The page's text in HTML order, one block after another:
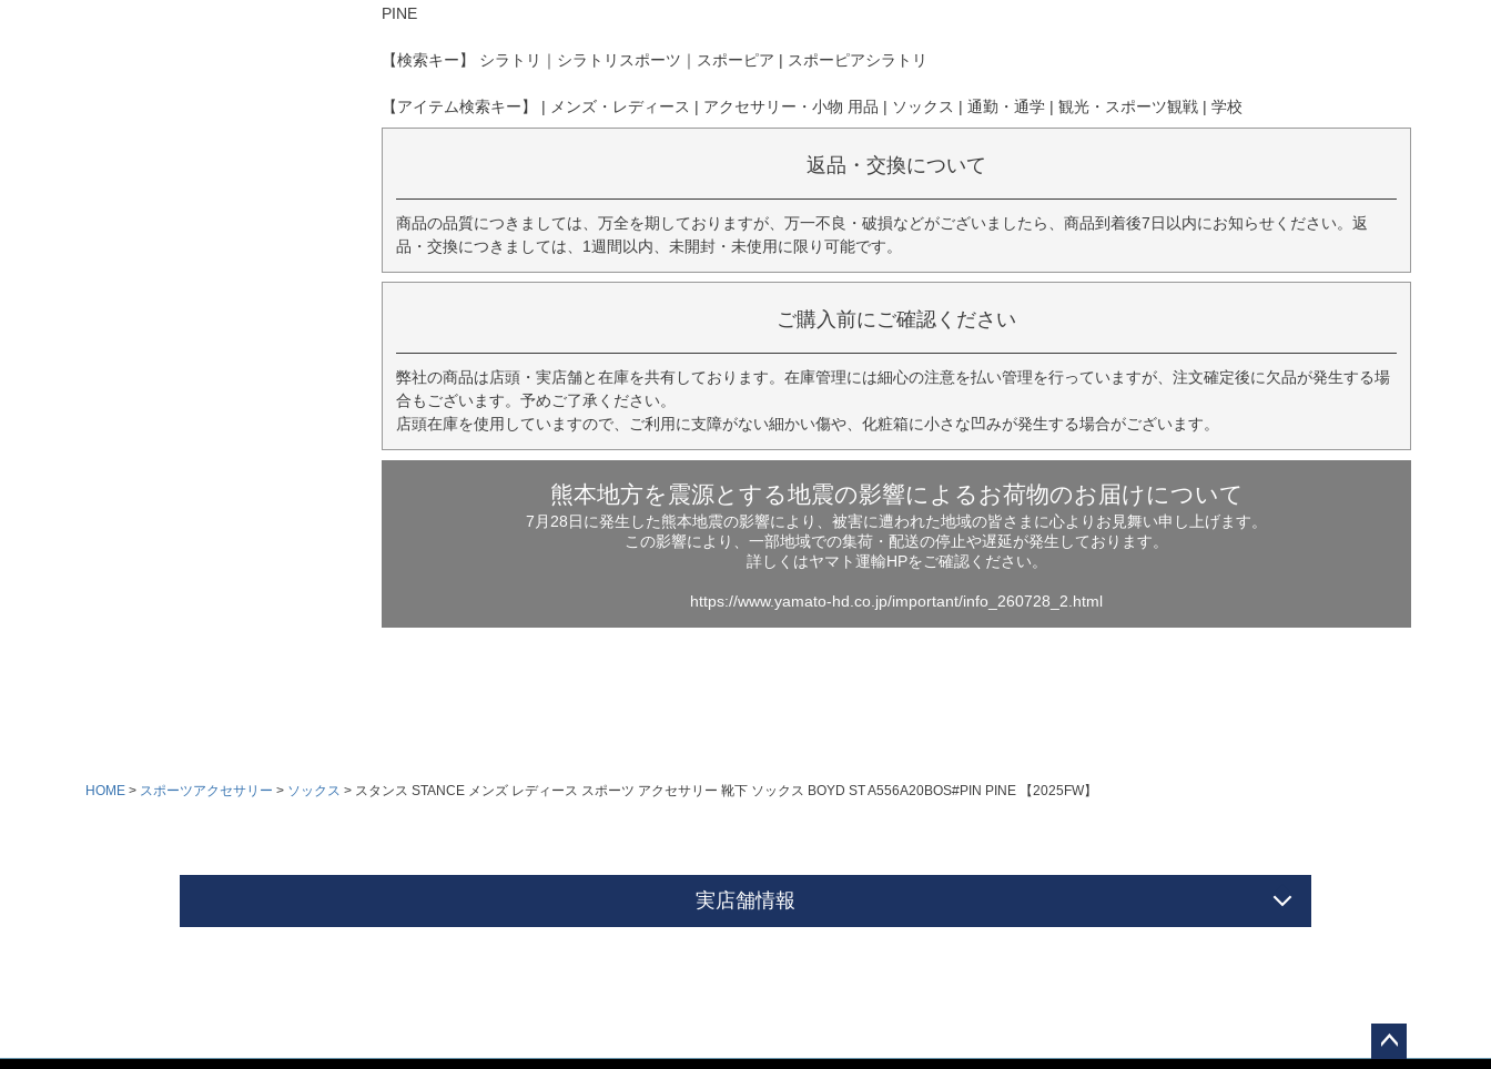
PINE
【検索キー】 シラトリ｜シラトリスポーツ｜スポーピア | スポーピアシラトリ
【アイテム検索キー】 | メンズ・レディース | アクセサリー・小物 用品 | ソックス | 通勤・通学 | 観光・スポーツ観戦 | 学校
返品・交換について
商品の品質につきましては、万全を期しておりますが、万一不良・破損などがございましたら、商品到着後7日以内にお知らせください。返
品・交換につきましては、1週間以内、未開封・未使用に限り可能です。
ご購入前にご確認ください
弊社の商品は店頭・実店舗と在庫を共有しております。在庫管理には細心の注意を払い管理を行っていますが、注文確定後に欠品が発生する場
合もございます。予めご了承ください。
店頭在庫を使用していますので、ご利用に支障がない細かい傷や、化粧箱に小さな凹みが発生する場合がございます。
熊本地方を震源とする地震の影響によるお荷物のお届けについて
7月28日に発生した熊本地震の影響により、被害に遭われた地域の皆さまに心よりお見舞い申し上げます。
この影響により、一部地域での集荷・配送の停止や遅延が発生しております。
詳しくはヤマト運輸HPをご確認ください。
https://www.yamato-hd.co.jp/important/info_260728_2.html
HOME スポーツアクセサリー ソックス スタンス STANCE メンズ レディース スポーツ アクセサリー 靴下 ソックス BOYD ST A556A20BOS#PIN PINE 【2025FW】
実店舗情報